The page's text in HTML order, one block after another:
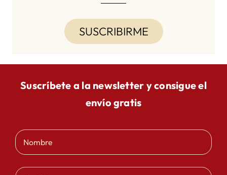
SUSCRIBIRME
Suscríbete a la newsletter y consigue el
envío gratis